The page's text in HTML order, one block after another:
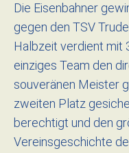
Die Eisenbahner
gegen den TSV
Halbzeit verdient mit
einziges Team den
souveränen Meister
zweiten Platz
berechtigt und den
Vereinsgeschichte